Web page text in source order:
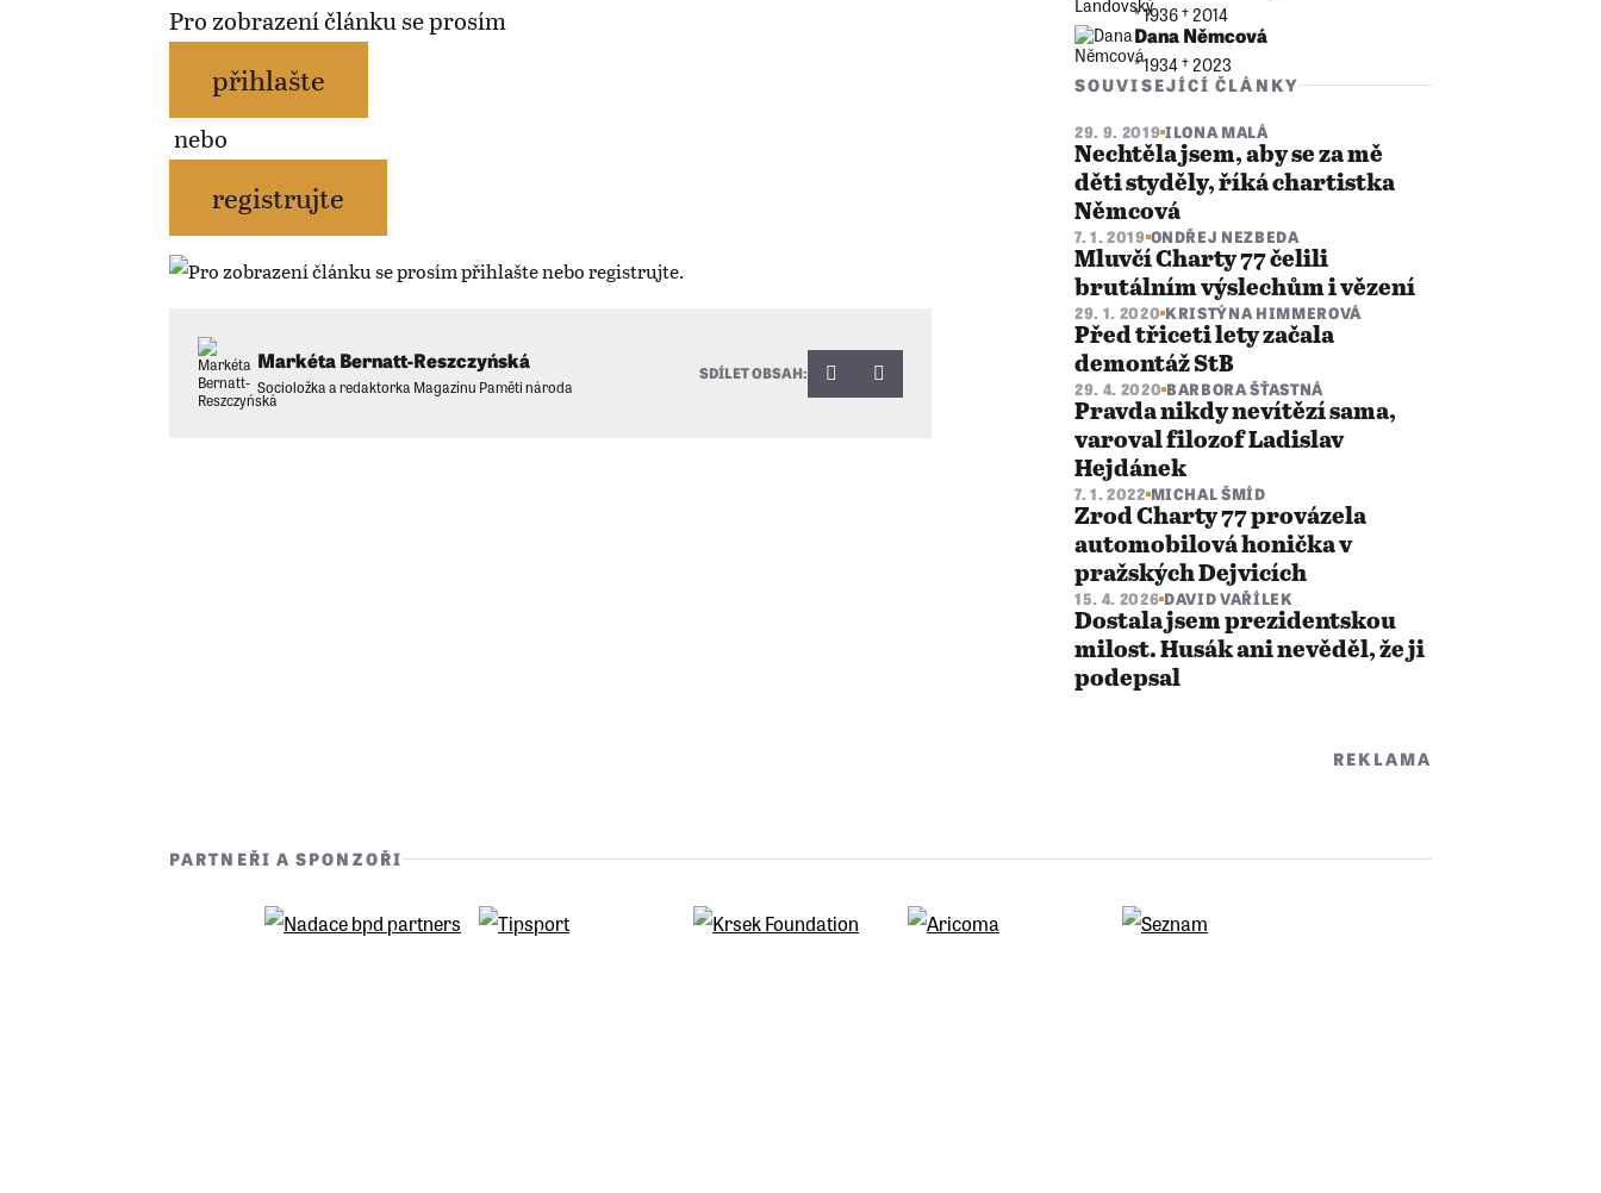
Pro zobrazení článku se prosím
přihlašte
nebo
registrujte
Markéta Bernatt-Reszczyńská
Socioložka a redaktorka Magazínu Paměti národa
SDÍLET OBSAH:
* 1936 †︎ 2014
Dana Němcová
* 1934 †︎ 2023
SOUVISEJÍCÍ ČLÁNKY
29. 9. 2019 ILONA MALÁ
Nechtěla jsem, aby se za mě
děti styděly, říká chartistka
Němcová
7. 1. 2019 ONDŘEJ NEZBEDA
Mluvčí Charty 77 čelili
brutálním výslechům i vězení
29. 1. 2020 KRISTÝNA HIMMEROVÁ
Před třiceti lety začala
demontáž StB
29. 4. 2020 BARBORA ŠŤASTNÁ
Pravda nikdy nevítězí sama,
varoval filozof Ladislav
Hejdánek
7. 1. 2022 MICHAL ŠMÍD
Zrod Charty 77 provázela
automobilová honička v
pražských Dejvicích
15. 4. 2026 DAVID VAŘÍLEK
Dostala jsem prezidentskou
milost. Husák ani nevěděl, že ji
podepsal
REKLAMA
PARTNEŘI A SPONZOŘI